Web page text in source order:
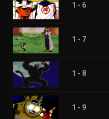
1 - 6
1 - 7
1 - 8
1 - 9